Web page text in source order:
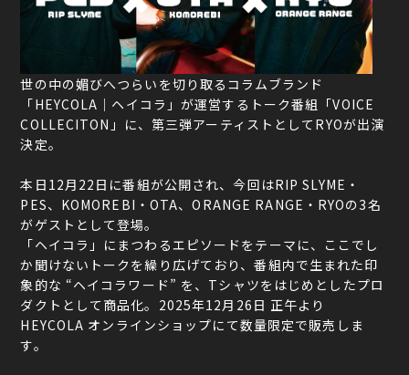
世の中の媚びへつらいを切り取るコラムブランド
「HEYCOLA｜ヘイコラ」が運営するトーク番組「VOICE
COLLECITON」に、第三弾アーティストとしてRYOが出演
決定。
本日12月22日に番組が公開され、今回はRIP SLYME・
PES、KOMOREBI・OTA、ORANGE RANGE・RYOの3名
がゲストとして登場。
「ヘイコラ」にまつわるエピソードをテーマに、ここでし
か聞けないトークを繰り広げており、番組内で生まれた印
象的な “ヘイコラワード” を、Tシャツをはじめとしたプロ
ダクトとして商品化。2025年12月26日 正午より
HEYCOLA オンラインショップにて数量限定で販売しま
す。